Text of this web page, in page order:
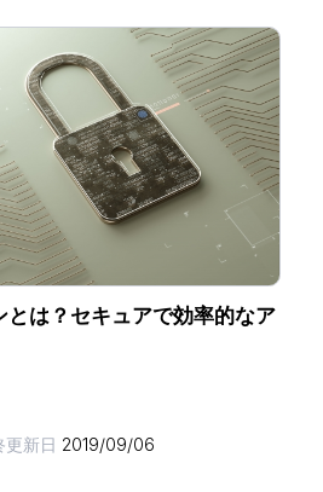
とは？セキュアで効率的なア
更新日 2019/09/06